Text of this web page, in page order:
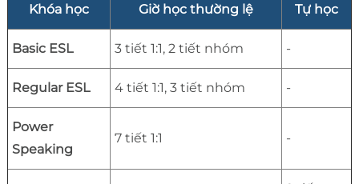
Khóa học Giờ học thường lệ Tự học
Basic ESL 3 tiết 1:1, 2 tiết nhóm -
Regular ESL 4 tiết 1:1, 3 tiết nhóm -
Power
Speaking
7 tiết 1:1 -